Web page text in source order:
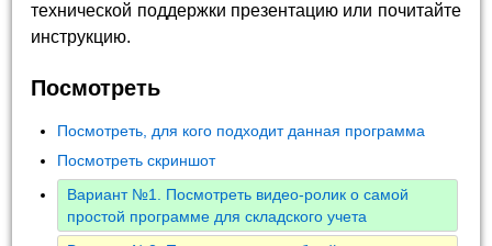
технической поддержки презентацию или почитайте
инструкцию.
Посмотреть
Посмотреть, для кого подходит данная программа
Посмотреть скриншот
Вариант №1. Посмотреть видео-ролик о самой
простой программе для складского учета